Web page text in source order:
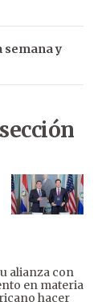
semana y
alianza con
en materia
hacer